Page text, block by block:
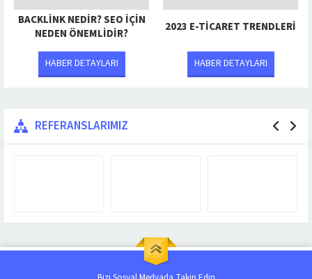
BACKLINK NEDIR? SEO İÇIN
NEDEN ÖNEMLIDIR?
HABER DETAYLARI
2023 E-TICARET TRENDLERI
HABER DETAYLARI
REFERANSLARIMIZ